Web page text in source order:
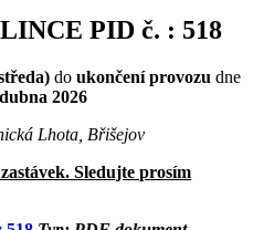
PID č. : 518
doukončení provozudne
2026
Lhota, Břišejov
Sledujte prosím